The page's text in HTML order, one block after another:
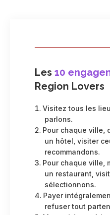
Les 10
Region Lovers
Visitez tous les
parlons.
Pour chaque ville,
un hôtel, visiter
recommandons.
Pour chaque ville,
un restaurant,
sélectionnons.
Payer
refuser tout